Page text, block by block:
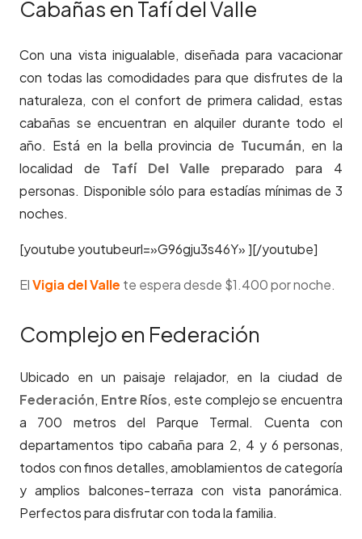
Cabañas en Tafí del Valle
Con una vista inigualable, diseñada para vacacionar
con todas las comodidades para que disfrutes de la
naturaleza, con el confort de primera calidad, estas
cabañas se encuentran en alquiler durante todo el
año. Está en la bella provincia de Tucumán, en la
localidad de Tafí Del Valle preparado para 4
personas. Disponible sólo para estadías mínimas de 3
noches.
[youtube youtubeurl=»G96gju3s46Y» ][/youtube]
ElVigia del Valle te esperadesde $1.400 por noche.
Complejo en Federación
Ubicado en un paisaje relajador, en la ciudad de
Federación, Entre Ríos, este complejo se encuentra
a 700 metros del Parque Termal. Cuenta con
departamentos tipo cabaña para 2, 4 y 6 personas,
todos con finos detalles, amoblamientos de categoría
y amplios balcones-terraza con vista panorámica.
Perfectos para disfrutar con toda la familia.